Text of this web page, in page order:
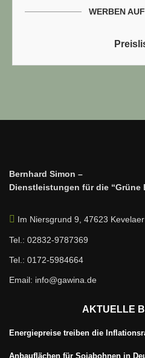
WERBEN
Bernhard Simon –
Dienstleistungen für die “Grüne
Im Niersgrund 9, 47623 Kevelaer
Tel.: 02832-9787369
Tel.: 0172-5984664
Email: info@gawina.de
AKTUELLE
Energiepreise treiben die
Anbauflächen für Sojabohnen in